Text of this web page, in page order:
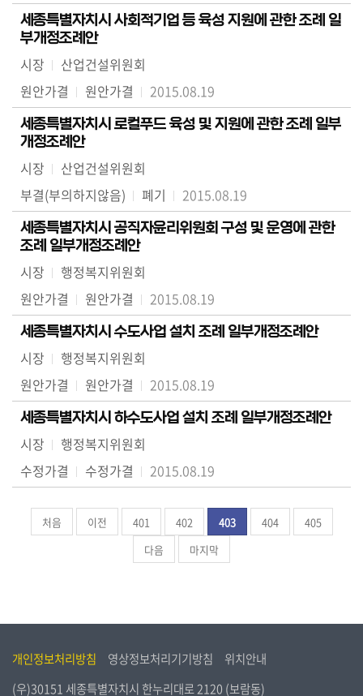
세종특별자치시 사회적기업 등 육성 지원에 관한 조례 일
부개정조례안
시장
산업건설위원회
원안가결
원안가결 2015.08.19
세종특별자치시 로컬푸드 육성 및 지원에 관한 조례 일부
개정조례안
시장
산업건설위원회
부결(부의하지않음)
폐기 2015.08.19
세종특별자치시 공직자윤리위원회 구성 및 운영에 관한
조례 일부개정조례안
시장
행정복지위원회
원안가결
원안가결 2015.08.19
세종특별자치시 수도사업 설치 조례 일부개정조례안
시장
행정복지위원회
원안가결
원안가결 2015.08.19
세종특별자치시 하수도사업 설치 조례 일부개정조례안
시장
행정복지위원회
수정가결
수정가결 2015.08.19
처음 이전 401 402 403 404
405
다음
마지막
개인정보처리방침 영상정보처리기기방침
위치안내
(우)30151 세종특별자치시 한누리대로 2120 (보람동)